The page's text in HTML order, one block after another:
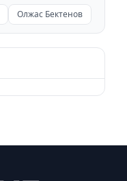
Олжас Бектенов